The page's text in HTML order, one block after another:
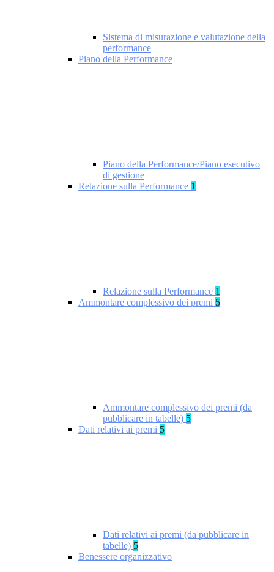
Sistema di misurazione e valutazione della
performance
Piano della Performance
Piano della Performance/Piano esecutivo
di gestione
Relazione sulla Performance 1
Relazione sulla Performance 1
Ammontare complessivo dei premi 5
Ammontare complessivo dei premi (da
pubblicare in tabelle) 5
Dati relativi ai premi 5
Dati relativi ai premi (da pubblicare in
tabelle) 5
Benessere organizzativo